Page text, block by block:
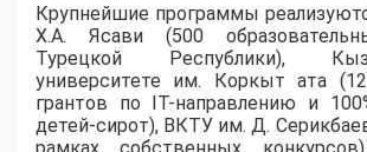
​Крупнейшие программы
Х.А. Ясави (500
Турецкой Республики),
университете им. Коркыт ата
грантов по IT-направлению и
детей-сирот), ВКТУ им. Д.